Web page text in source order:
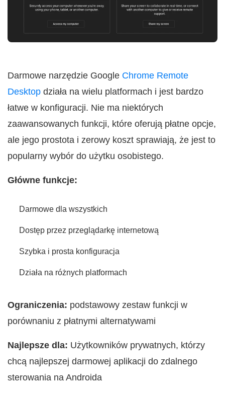
Darmowe narzędzie Google Chrome Remote
Desktop działa na wielu platformach i jest bardzo
łatwe w konfiguracji. Nie ma niektórych
zaawansowanych funkcji, które oferują płatne opcje,
ale jego prostota i zerowy koszt sprawiają, że jest to
popularny wybór do użytku osobistego.
Główne funkcje:
Darmowe dla wszystkich
Dostęp przez przeglądarkę internetową
Szybka i prosta konfiguracja
Działa na różnych platformach
Ograniczenia: podstawowy zestaw funkcji w
porównaniu z płatnymi alternatywami
Najlepsze dla: Użytkowników prywatnych, którzy
chcą najlepszej darmowej aplikacji do zdalnego
sterowania na Androida